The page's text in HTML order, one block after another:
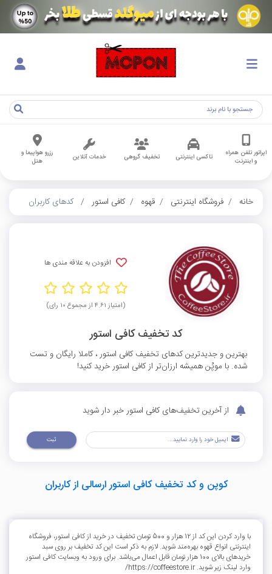
اپراتور تلفن همراه
و اینترنت
تاکسی اینترنتی تخفیف گروهی خدمات آنلاین
رزرو هواپیما و
هتل
خانه فروشگاه اینترنتی قهوه کافی استور کدهای کاربران
افزودن به علاقه مندی ها
(امتیاز ۴.۶۱ از مجموع ۱۰ رای)
کد تخفیف کافی استور
بهترین و جدیدترین کدهای تخفیف کافی استور ، کاملا رایگان و تست
شده. با موپُن همیشه ارزان‌تر از کافی استور خرید کنید!
از آخرین تخفیف‌های کافی استور خبر دار شوید
ثبت
کوپن و کد تخفیف کافی استور ارسالی از کاربران
با وارد کردن این کد از 12 هزار و 500 تومان تخفیف در خرید از کافی استور، فروشگاه
اینترنتی انواع قهوه بهره‌مند شوید. لازم به ذکر است این کد تخفیف بر روی سبد
خریدهای بالای 100 هزار تومان قابل اعمال می‌باشد. برای ورود به وبسایت کافی استور
وارد لینک زیر شوید. https://coffeestore.ir/